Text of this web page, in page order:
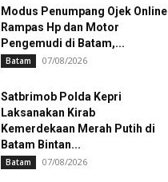
Modus Penumpang Ojek Online
Rampas Hp dan Motor
Pengemudi di Batam,...
Batam 07/08/2026
Satbrimob Polda Kepri
Laksanakan Kirab
Kemerdekaan Merah Putih di
Batam Bintan...
Batam 07/08/2026